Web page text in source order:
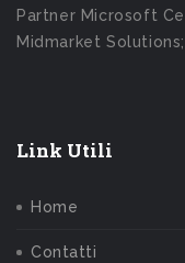
Partner Microsoft
Midmarket
Link Utili
Home
Contatti